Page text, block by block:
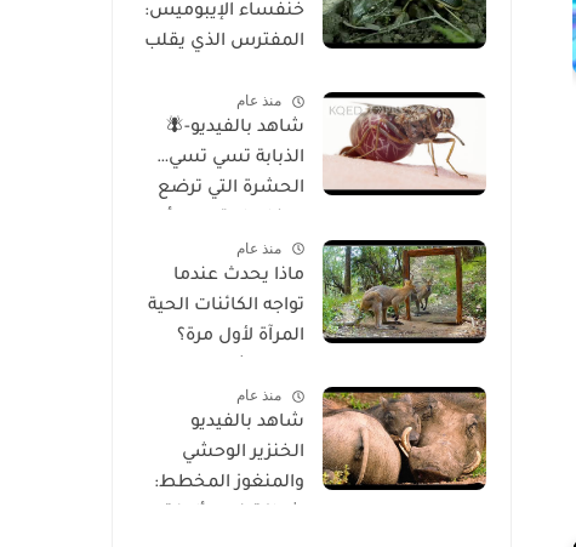
خنفساء الإيبوميس:
المفترس الذي يقلب
منذ عام
شاهد بالفيديو-🪰
الذبابة تسي تسي…
الحشرة التي ترضع
أخطر الأمراض في
إفريقيا!
منذ عام
ماذا يحدث عندما
تواجه الكائنات الحية
المرآة لأول مرة؟
للسلوك والوعي
الذاتي
منذ عام
شاهد بالفيديو
الخنزير الوحشي
والمنغوز المخطط: